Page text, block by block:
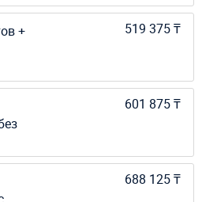
+
519 375 ₸
601 875 ₸
688 125 ₸